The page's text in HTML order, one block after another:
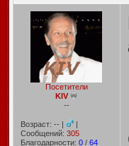
Посетители
KIV
--
Возраст: -- |
|
Сообщений: 305
Благодарности: 0/ 64